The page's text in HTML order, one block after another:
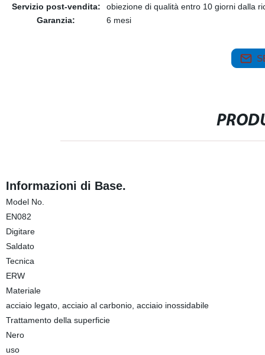
Servizio post-vendita:
obiezione di qualità entro 10 giorni dalla
Garanzia:
6 mesi
Informazioni di Base.
Model No.
EN082
Digitare
Saldato
Tecnica
ERW
Materiale
acciaio legato, acciaio al carbonio, acciaio inossidabile
Trattamento della superficie
Nero
uso